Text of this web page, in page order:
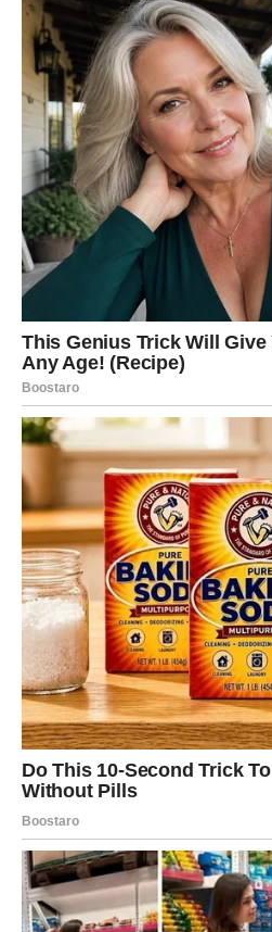
imao osećaj da mora da bude
se unutra sve ruši.
Lav često nosi ponos kao štit, ali
koje želi samo jedno: da bude
poštovano i prepoznato.
Sada sudbina otvara vrata. I
kreće.
Ljubav: “Priznaće
dugo ćutao”
U narednom periodu Lav može
ozbiljan razgovor u vezi koji
priznanje osećanja od osobe
ili potpuno novo poznanstvo
drugačije: iskreno, direktno,
Lav više ne želi da bude opcija.
šansu da bude izbor.
Karijera i status:
Ovo je period u kojem Lav može:
dobiti pohvalu, priznanje,
dobiti novu ponudu,